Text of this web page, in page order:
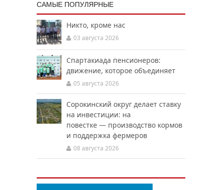
САМЫЕ ПОПУЛЯРНЫЕ
Никто, кроме нас
03 августа 2026
Спартакиада пенсионеров:
движение, которое объединяет
05 августа 2026
Сорокинский округ делает ставку
на инвестиции: на
повестке — производство кормов
и поддержка фермеров
08 августа 2026